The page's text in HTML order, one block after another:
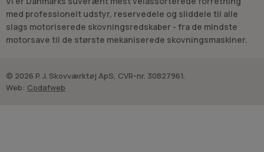
med professionelt udstyr, reservedele og sliddele til alle
slags motoriserede skovningsredskaber - fra de mindste
motorsave til de største mekaniserede skovningsmaskiner.
© 2026 P. J. Skovværktøj ApS, CVR-nr. 30827961.
Web: Codafweb